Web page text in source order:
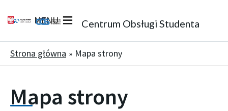
Centrum Obsługi Studenta
MENU
Strona główna Mapa strony
Mapa strony